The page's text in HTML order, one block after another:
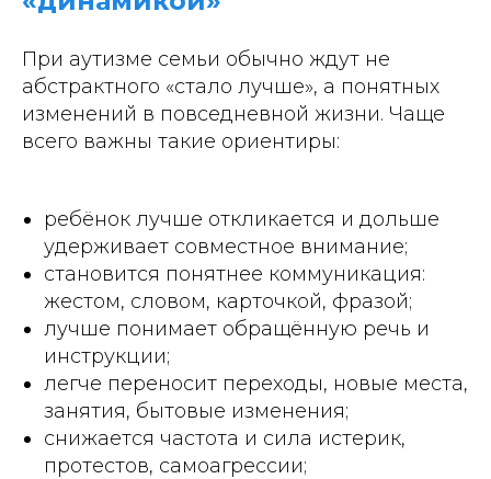
При аутизме семьи обычно ждут не
абстрактного «стало лучше», а понятных
изменений в повседневной жизни. Чаще
всего важны такие ориентиры:
ребёнок лучше откликается и дольше
удерживает совместное внимание;
становится понятнее коммуникация:
жестом, словом, карточкой, фразой;
лучше понимает обращённую речь и
инструкции;
легче переносит переходы, новые места,
занятия, бытовые изменения;
снижается частота и сила истерик,
протестов, самоагрессии;